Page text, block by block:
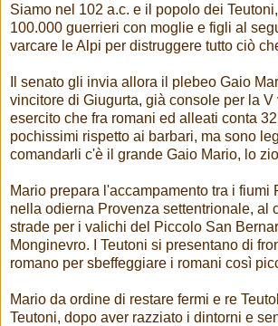
Siamo nel 102 a.c. e il popolo dei
100.000 guerrieri con moglie e figli al
varcare le Alpi per distruggere tutto ciò
Il senato gli invia allora il plebeo Gaio
vincitore di Giugurta, già console per la V
esercito che fra romani ed alleati conta
pochissimi rispetto ai barbari, ma sono
comandarli c'è il grande Gaio Mario, lo
Mario prepara l'accampamento tra i fiumi
nella odierna Provenza settentrionale, al
strade per i valichi del Piccolo San
Monginevro. I Teutoni si presentano di
romano per sbeffeggiare i romani così
Mario da ordine di restare fermi e re
Teutoni, dopo aver razziato i dintorni e